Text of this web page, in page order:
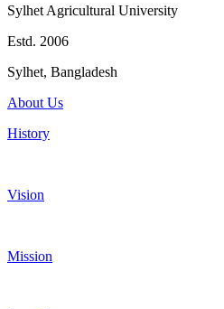
Sylhet Agricultural University
Estd. 2006
Sylhet, Bangladesh
About Us
History
Vision
Mission